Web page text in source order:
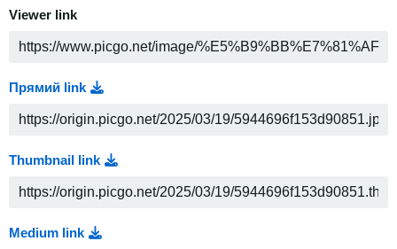
Viewer link
Прямий link
Thumbnail link
Medium link